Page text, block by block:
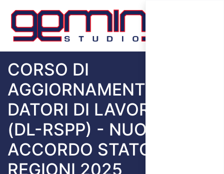
CORSO DI
AGGIORNAMENTO PER
DATORI DI LAVORO RSPP
(DL-RSPP) - NUOVO
ACCORDO STATO
REGIONI 2025